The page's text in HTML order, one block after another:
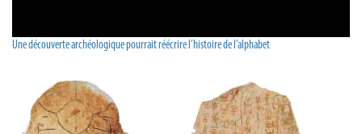
Une découverte archéologique pourrait réécrire l’histoire de l’alphabet